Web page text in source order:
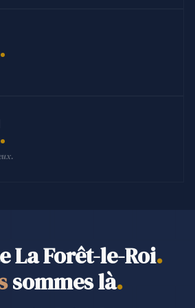
La Forêt-le-Roi.
sommes là.